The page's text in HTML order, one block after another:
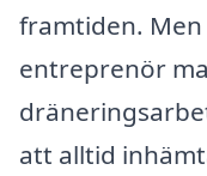
framtiden.
entreprenör
att alltid